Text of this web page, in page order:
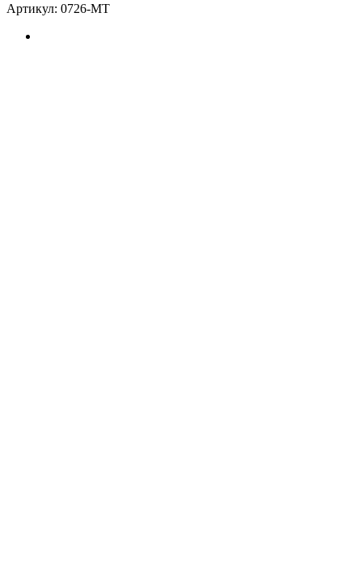
Артикул: 0726-MT